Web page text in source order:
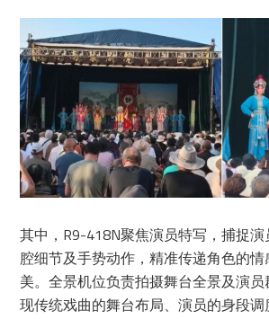
其中，R9-418N聚焦演员特写，捕捉
腔细节及手势动作，精准传递角色的
美。全景机位负责拍摄舞台全景及演
现传统戏曲的舞台布局、演员的身段